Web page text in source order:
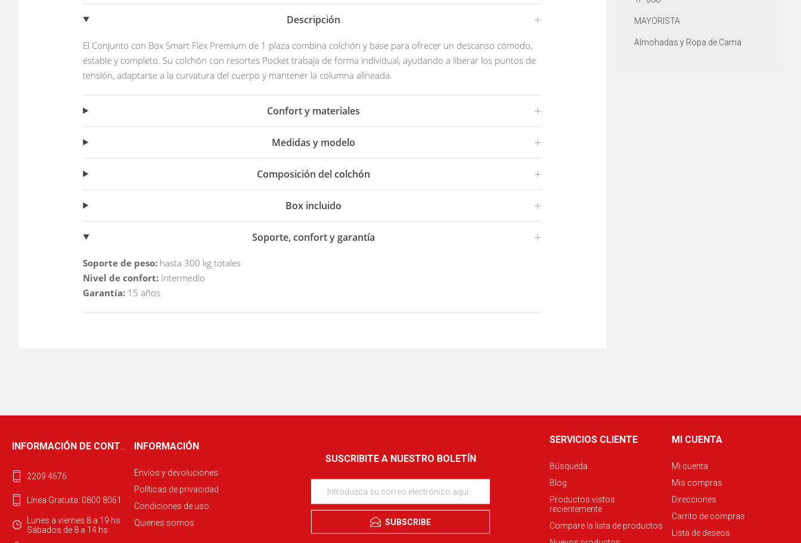
Descripción +
El Conjunto con Box Smart Flex Premium de 1 plaza combina colchón y base para ofrecer un descanso cómodo,
estable y completo. Su colchón con resortes Pocket trabaja de forma individual, ayudando a liberar los puntos de
tensión, adaptarse a la curvatura del cuerpo y mantener la columna alineada.
Confort y materiales +
Medidas y modelo +
Composición del colchón +
Box incluido +
Soporte, confort y garantía +
Soporte de peso: hasta 300 kg totales
Nivel de confort: Intermedio
Garantía: 15 años
MAYORISTA
Almohadas y Ropa de Cama
SUSCRIBITE A NUESTRO BOLETÍN
SUBSCRIBE
2209 4676
Línea Gratuita: 0800 8061
Lunes a viernes 8 a 19 hs
Sábados de 8 a 14 hs
INFORMACIÓN
Envíos y devoluciones
Políticas de privacidad
Condiciones de uso
Quienes somos
SERVICIOS CLIENTE
Búsqueda
Blog
Productos vistos
recientemente
Compare la lista de productos
MI CUENTA
Mi cuenta
Mis compras
Direcciones
Carrito de compras
Lista de deseos